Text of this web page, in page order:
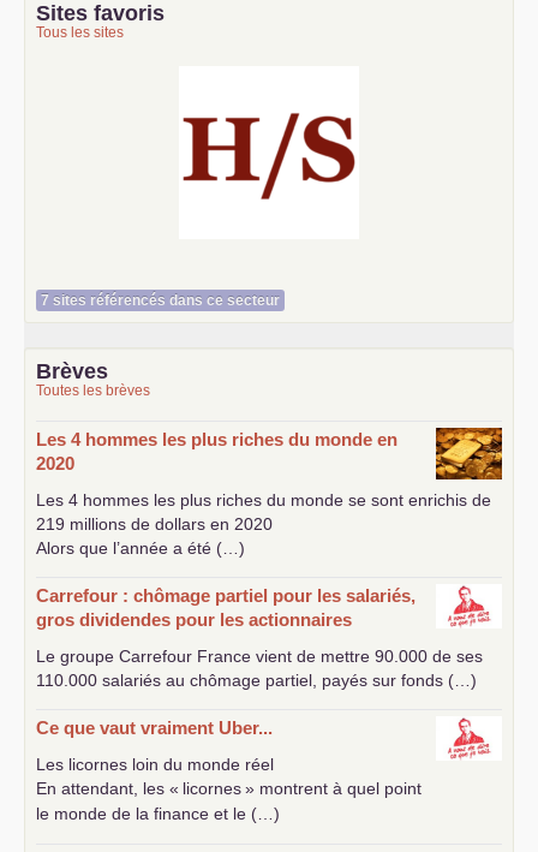
Sites favoris
Tous les sites
7 sites référencés dans ce secteur
Brèves
Toutes les brèves
Les 4 hommes les plus riches du monde en
2020
Les 4 hommes les plus riches du monde se sont enrichis de
219 millions de dollars en 2020
Alors que l’année a été (…)
Carrefour : chômage partiel pour les salariés,
gros dividendes pour les actionnaires
Le groupe Carrefour France vient de mettre 90.000 de ses
110.000 salariés au chômage partiel, payés sur fonds (…)
Ce que vaut vraiment Uber...
Les licornes loin du monde réel
En attendant, les « licornes» montrent à quel point
le monde de la finance et le (…)